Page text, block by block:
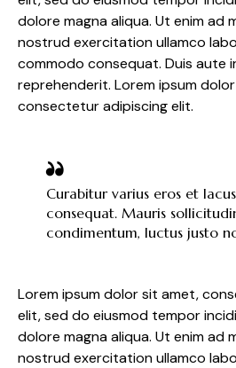
dolore magna aliqua. Ut enim ad
nostrud exercitation ullamco
commodo consequat. Duis aute
reprehenderit. Lorem ipsum
consectetur adipiscing elit.
Curabitur varius eros et
consequat. Mauris
condimentum, luctus justo
Lorem ipsum dolor sit amet,
elit, sed do eiusmod tempor
dolore magna aliqua. Ut enim ad
nostrud exercitation ullamco